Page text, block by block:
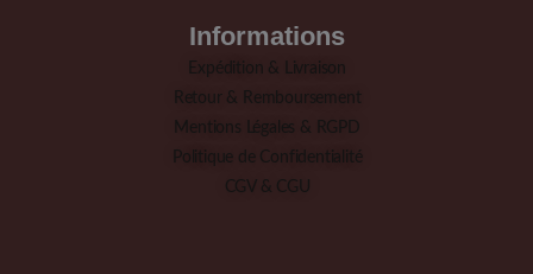
Informations
Expédition & Livraison
Retour & Remboursement
Mentions Légales & RGPD
Politique de Confidentialité
CGV & CGU